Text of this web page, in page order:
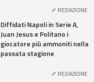
REDAZIONE
Diffidati Napoli in Serie A,
Juan Jesus e Politano i
giocatore più ammoniti nella
passata stagione
REDAZIONE